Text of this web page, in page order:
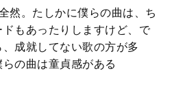
然。たしかに僕らの曲は、ち
もあったりしますけど、で
成就してない歌の方が多
の曲は童貞感がある